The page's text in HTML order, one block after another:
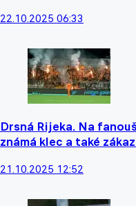
22.10.2025 06:33
Drsná Rijeka. Na
známá klec a také
21.10.2025 12:52